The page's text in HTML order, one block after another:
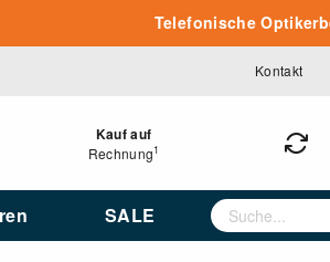
Telefonische
Kontakt
Kauf auf
Rechnung1
SALE